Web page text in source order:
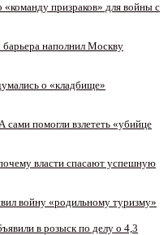
призраков» для войны с
барьера наполнил Москву
о «кладбище»
помогли взлететь «убийце
власти спасают успешную
войну «родильному туризму»
в розыск по делу о 4,3